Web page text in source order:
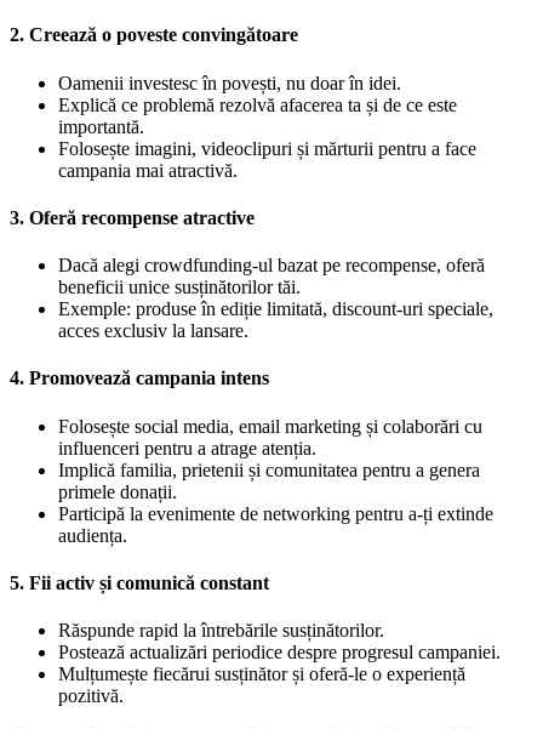
2. Creează o poveste convingătoare
Oamenii investesc în povești, nu doar în idei.
Explică ce problemă rezolvă afacerea ta și de ce este
importantă.
Folosește imagini, videoclipuri și mărturii pentru a face
campania mai atractivă.
3. Oferă recompense atractive
Dacă alegi crowdfunding-ul bazat pe recompense, oferă
beneficii unice susținătorilor tăi.
Exemple: produse în ediție limitată, discount-uri speciale,
acces exclusiv la lansare.
4. Promovează campania intens
Folosește social media, email marketing și colaborări cu
influenceri pentru a atrage atenția.
Implică familia, prietenii și comunitatea pentru a genera
primele donații.
Participă la evenimente de networking pentru a-ți extinde
audiența.
5. Fii activ și comunică constant
Răspunde rapid la întrebările susținătorilor.
Postează actualizări periodice despre progresul campaniei.
Mulțumește fiecărui susținător și oferă-le o experiență
pozitivă.